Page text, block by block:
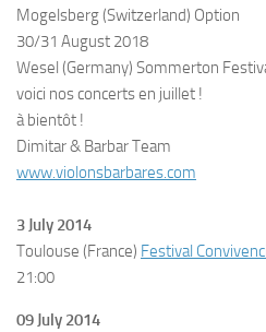
Mogelsberg (Switzerland) Option
30/31 August 2018
Wesel (Germany) Sommerton
voici nos concerts en juillet !
à bientôt !
Dimitar & Barbar Team
www.violonsbarbares.com
3 July 2014
Toulouse (France) Festival
21:00
09 July 2014